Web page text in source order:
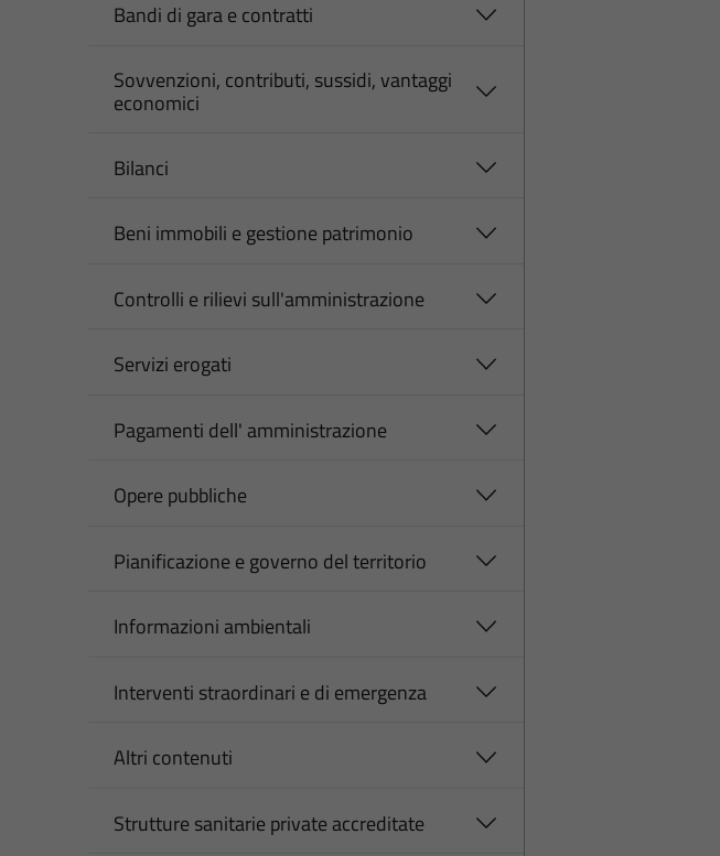
Bandi di gara e contratti
Sovvenzioni, contributi, sussidi, vantaggi
economici
Bilanci
Beni immobili e gestione patrimonio
Controlli e rilievi sull'amministrazione
Servizi erogati
Pagamenti dell' amministrazione
Opere pubbliche
Pianificazione e governo del territorio
Informazioni ambientali
Interventi straordinari e di emergenza
Altri contenuti
Strutture sanitarie private accreditate